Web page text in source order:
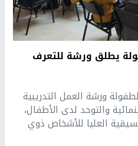
يطلق ورشة للتعرف
ورشة العمل التدريبية
والتوحد لدى الأطفال،
العليا للأشخاص ذوي